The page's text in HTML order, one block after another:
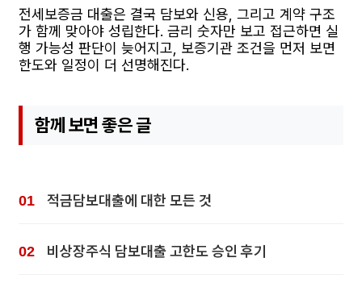
전세보증금 대출은 결국 담보와 신용, 그리고 계약 구조
가 함께 맞아야 성립한다. 금리 숫자만 보고 접근하면 실
행 가능성 판단이 늦어지고, 보증기관 조건을 먼저 보면
한도와 일정이 더 선명해진다.
함께 보면 좋은 글
적금담보대출에 대한 모든 것
비상장주식 담보대출 고한도 승인 후기